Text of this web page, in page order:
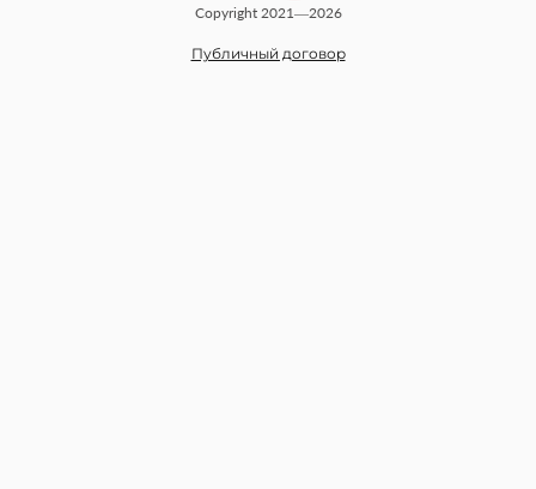
Copyright 2021—2026
Публичный договор